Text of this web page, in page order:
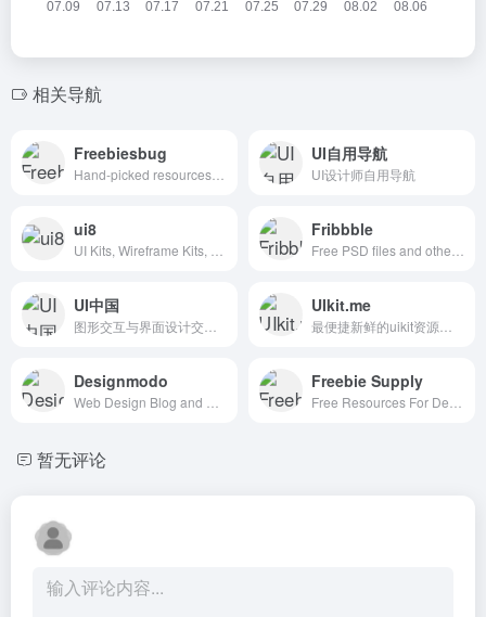
相关导航
Freebiesbug UI自用导航
UI设计师自用导航
ui8 Fribbble
UI中国 UIkit.me
Designmodo Freebie Supply
暂无评论